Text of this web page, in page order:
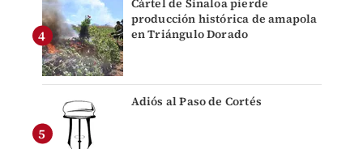
Cártel de Sinaloa pierde
producción histórica de amapola
en Triángulo Dorado
Adiós al Paso de Cortés